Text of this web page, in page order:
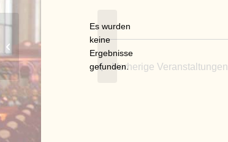
Hinweis
Es wurden
keine
Ergebnisse
gefunden.VorherigeVeranstaltungen
Tanzgalerie Kuschill